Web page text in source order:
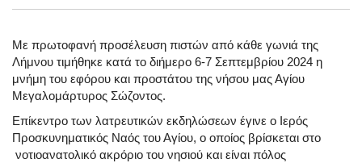
Με πρωτοφανή προσέλευση πιστών από κάθε γωνιά της
Λήμνου τιμήθηκε κατά το διήμερο 6-7 Σεπτεμβρίου 2024 η
μνήμη του εφόρου και προστάτου της νήσου μας Αγίου
Μεγαλομάρτυρος Σώζοντος.
Επίκεντρο των λατρευτικών εκδηλώσεων έγινε ο Ιερός
Προσκυνηματικός Ναός του Αγίου, ο οποίος βρίσκεται στο
νοτιοανατολικό ακρόριο του νησιού και είναι πόλος